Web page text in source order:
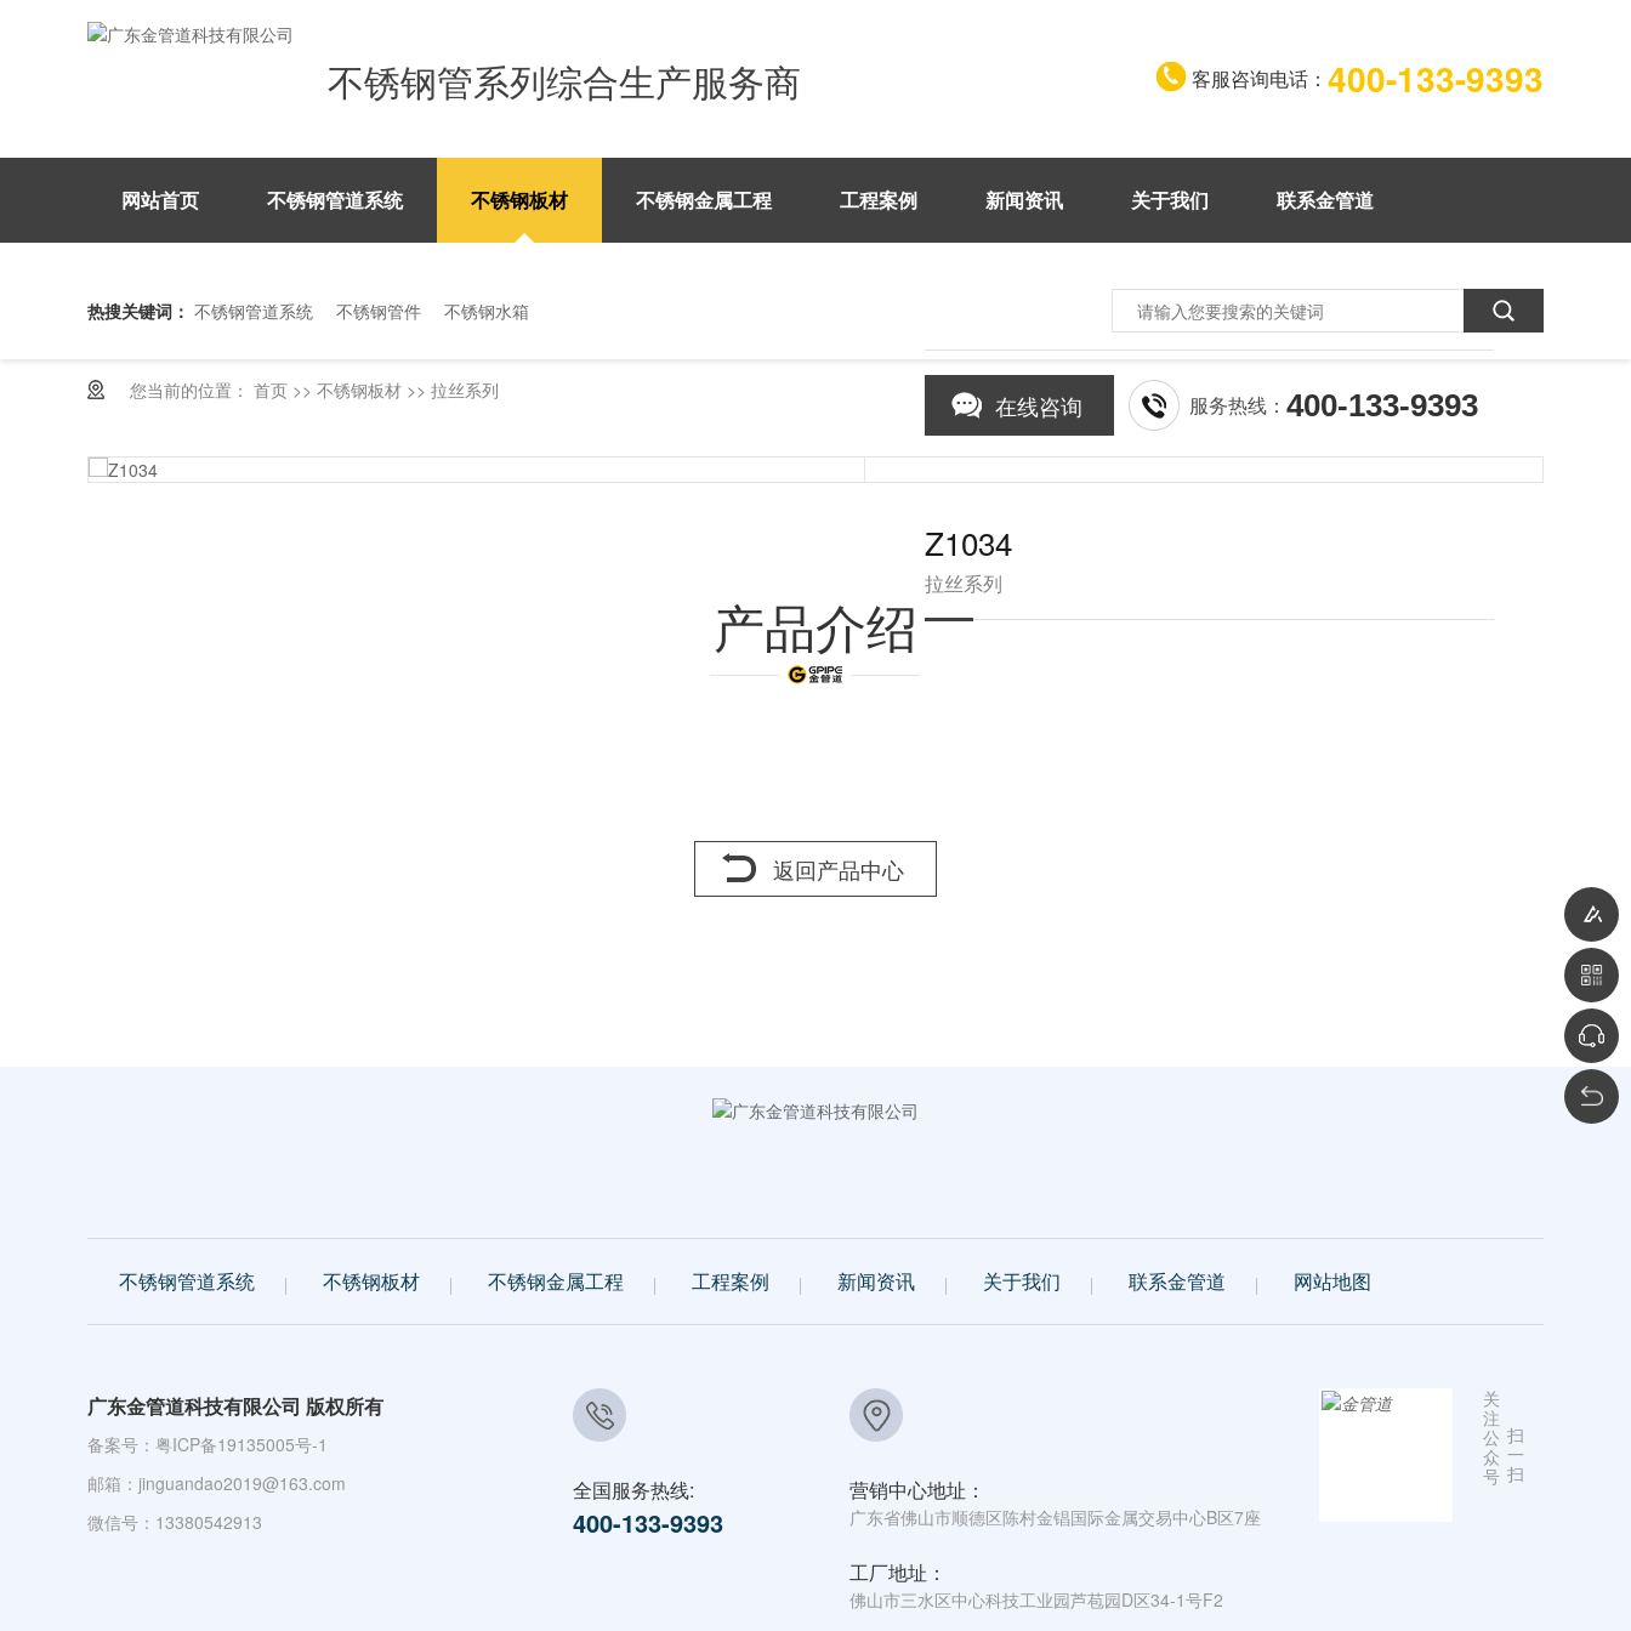
不锈钢管系列综合生产服务商 客服咨询电话： 400-133-9393
网站首页 不锈钢管道系统 不锈钢板材 不锈钢金属工程 工程案例 新闻资讯 关于我们 联系金管道
热搜关键词： 不锈钢管道系统 不锈钢管件 不锈钢水箱
您当前的位置： 首页 >> 不锈钢板材 >> 拉丝系列
1/1
Z1034
拉丝系列
在线咨询 服务热线： 400-133-9393
产品介绍
返回产品中心
不锈钢管道系统 不锈钢板材 不锈钢金属工程 工程案例 新闻资讯 关于我们 联系金管道 网站地图
广东金管道科技有限公司 版权所有
备案号： 粤ICP备19135005号-1
邮箱：jinguandao2019@163.com
微信号：13380542913
全国服务热线:
400-133-9393
营销中心地址：
广东省佛山市顺德区陈村金锠国际金属交易中心B区7座
工厂地址：
佛山市三水区中心科技工业园芦苞园D区34-1号F2
扫
一
扫
关
注
公
众
号